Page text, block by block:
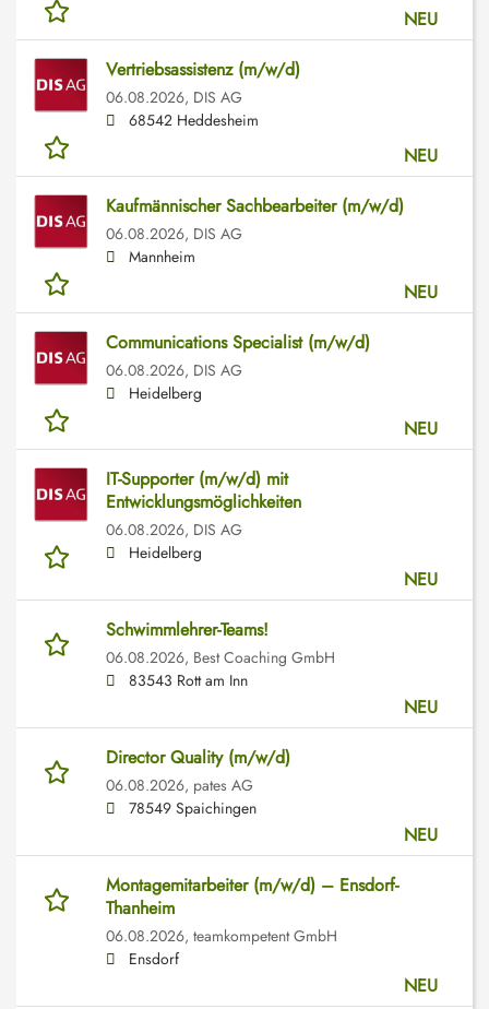
NEU
Vertriebsassistenz (m/w/d)
06.08.2026, DIS AG
68542 Heddesheim
NEU
Kaufmännischer Sachbearbeiter (m/w/d)
06.08.2026, DIS AG
Mannheim
NEU
Communications Specialist (m/w/d)
06.08.2026, DIS AG
Heidelberg
NEU
IT-Supporter (m/w/d) mit
Entwicklungsmöglichkeiten
06.08.2026, DIS AG
Heidelberg
NEU
Schwimmlehrer-Teams!
06.08.2026, Best Coaching GmbH
83543 Rott am Inn
NEU
Director Quality (m/w/d)
06.08.2026, pates AG
78549 Spaichingen
NEU
Montagemitarbeiter (m/w/d) – Ensdorf-
Thanheim
06.08.2026, teamkompetent GmbH
Ensdorf
NEU